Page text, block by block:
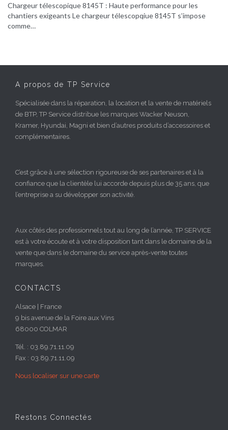
Chargeur télescopique 8145T : Haute performance pour les
chantiers exigeants Le chargeur télescopqiue 8145T s’impose
comme…
A propos de TP Service
Spécialisée dans la réparation, la location et la vente de matériels
de BTP, TP Service distribue les marques Wacker Neuson,
Kramer, Hyundai, Magni et bien d’autres produits d’accessoires et
complémentaires.
C’est grâce à une sélection rigoureuse de ses partenaires et à la
confiance que la clientèle lui accorde depuis plus de 35 ans, que
l’entreprise a su développer son activité.
Aux côtés des professionnels tout au long de l’année, TP SERVICE
est à votre écoute et à votre disposition tant dans le domaine de la
vente que dans le domaine du service après-vente toutes
marques.
CONTACTS
Alsace | France
9 bis avenue de la Foire aux Vins
68000 COLMAR
Tél. : 03.89.71.11.09
Fax : 03.89.71.11.09
Nous localiser sur une carte
Restons Connectés